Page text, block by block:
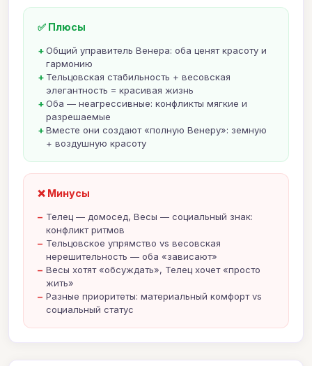
✅ Плюсы
Общий управитель Венера: оба ценят красоту и
гармонию
Тельцовская стабильность + весовская
элегантность = красивая жизнь
Оба — неагрессивные: конфликты мягкие и
разрешаемые
Вместе они создают «полную Венеру»: земную
+ воздушную красоту
❌ Минусы
Телец — домосед, Весы — социальный знак:
конфликт ритмов
Тельцовское упрямство vs весовская
нерешительность — оба «зависают»
Весы хотят «обсуждать», Телец хочет «просто
жить»
Разные приоритеты: материальный комфорт vs
социальный статус